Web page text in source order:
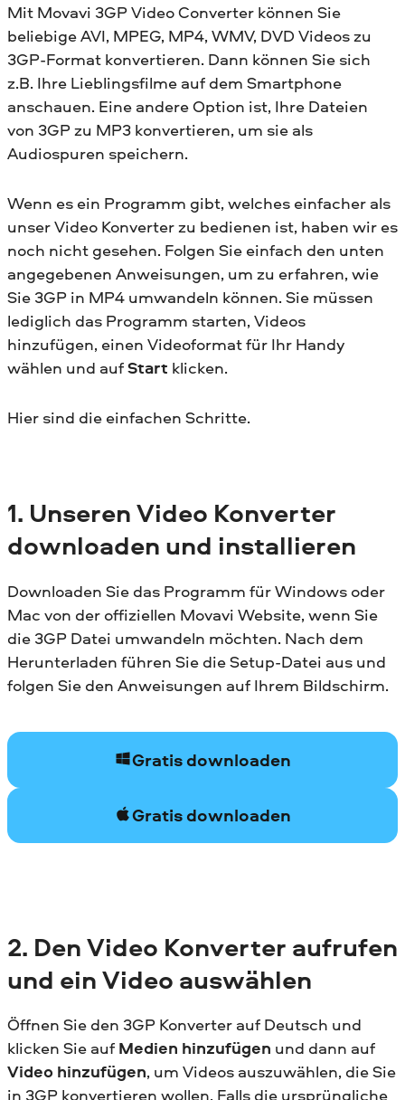
Mit Movavi 3GP Video Converter können Sie
beliebige AVI, MPEG, MP4, WMV, DVD Videos zu
3GP-Format konvertieren. Dann können Sie sich
z.B. Ihre Lieblingsfilme auf dem Smartphone
anschauen. Eine andere Option ist, Ihre Dateien
von 3GP zu MP3 konvertieren, um sie als
Audiospuren speichern.
Wenn es ein Programm gibt, welches einfacher als
unser Video Konverter zu bedienen ist, haben wir es
noch nicht gesehen. Folgen Sie einfach den unten
angegebenen Anweisungen, um zu erfahren, wie
Sie 3GP in MP4 umwandeln können. Sie müssen
lediglich das Programm starten, Videos
hinzufügen, einen Videoformat für Ihr Handy
wählen und aufStart klicken.
Hier sind die einfachen Schritte.
1. Unseren Video Konverter
downloaden und installieren
Downloaden Sie das Programm für Windows oder
Mac von der offiziellen Movavi Website, wenn Sie
die 3GP Datei umwandeln möchten. Nach dem
Herunterladen führen Sie die Setup-Datei aus und
folgen Sie den Anweisungen auf Ihrem Bildschirm.
Gratis downloaden
Gratis downloaden
2. Den Video Konverter aufrufen
und ein Video auswählen
Öffnen Sie den 3GP Konverter auf Deutsch und
klicken Sie auf Medien hinzufügen und dann auf
Video hinzufügen, um Videos auszuwählen, die Sie
in 3GP konvertieren wollen. Falls die ursprüngliche